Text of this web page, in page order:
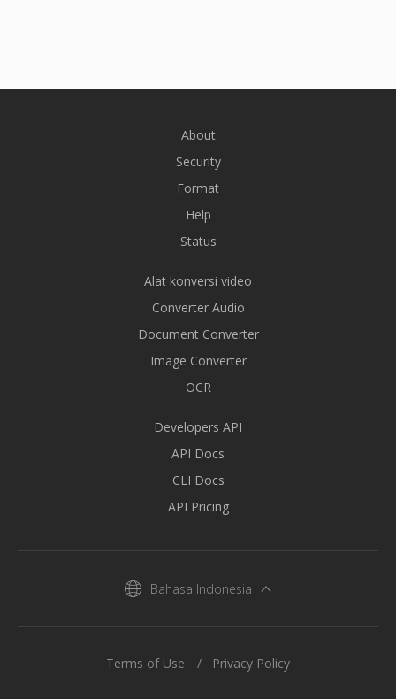
About
Security
Format
Help
Status
Alat konversi video
Converter Audio
Document Converter
Image Converter
OCR
Developers API
API Docs
CLI Docs
API Pricing
Bahasa Indonesia
Terms of Use Privacy Policy